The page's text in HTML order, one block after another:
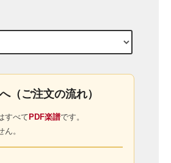
（ご注文の流れ）
すべてPDF楽譜です。
。